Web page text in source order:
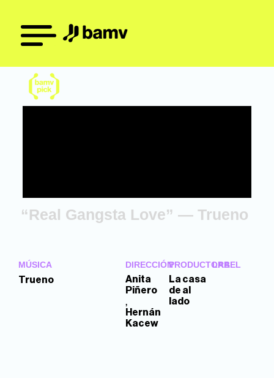
“Real Gangsta Love” — Trueno
MÚSICA
Trueno
DIRECCIÓN
Anita
Piñero
,
Hernán
Kacew
PRODUCTORA
La casa
de al
lado
LABEL